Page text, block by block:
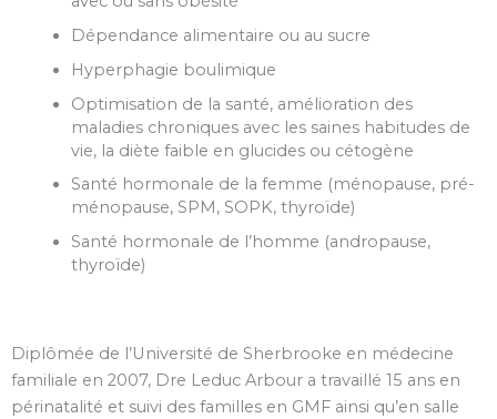
Dépendance alimentaire ou au sucre
Hyperphagie boulimique
Optimisation de la santé, amélioration des
maladies chroniques avec les saines habitudes de
vie, la diète faible en glucides ou cétogène
Santé hormonale de la femme (ménopause, pré-
ménopause, SPM, SOPK, thyroïde)
Santé hormonale de l’homme (andropause,
thyroïde)
Diplômée de l’Université de Sherbrooke en médecine
familiale en 2007, Dre Leduc Arbour a travaillé 15 ans en
périnatalité et suivi des familles en GMF ainsi qu’en salle